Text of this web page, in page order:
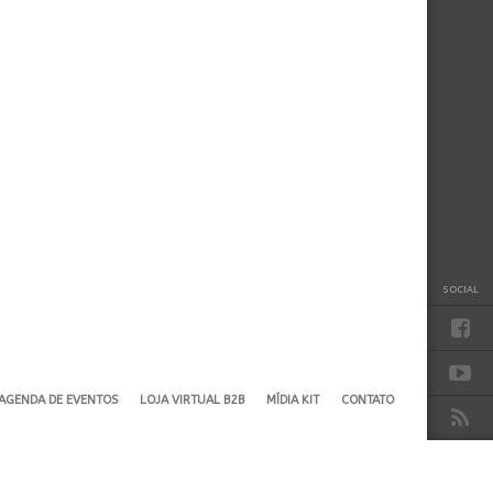
SOCIAL
DE EVENTOS LOJA VIRTUAL B2B MÍDIA KIT CONTATO